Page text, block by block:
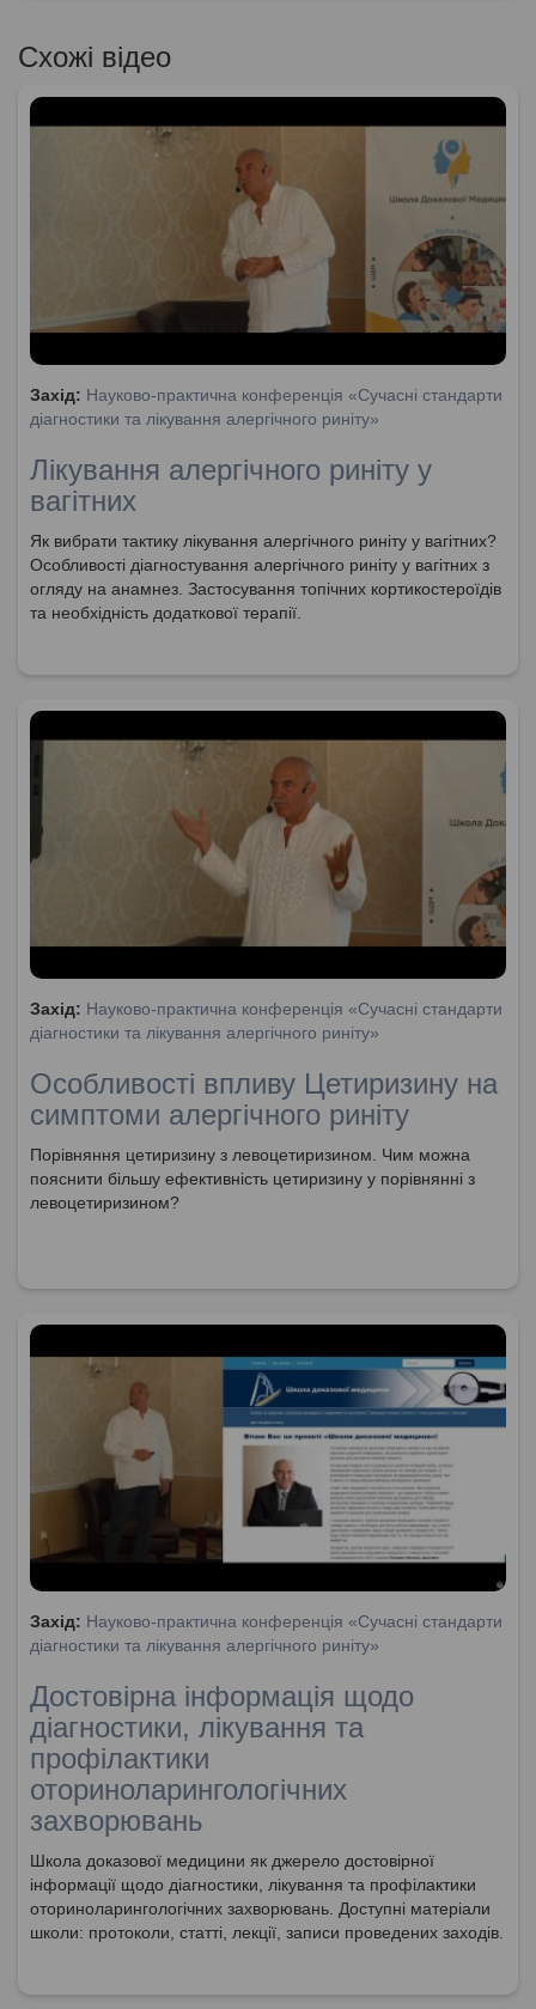
Схожі відео
Захід: Науково-практична конференція «Сучасні стандарти
діагностики та лікування алергічного риніту»
Лікування алергічного риніту у
вагітних
Як вибрати тактику лікування алергічного риніту у вагітних?
Особливості діагностування алергічного риніту у вагітних з
огляду на анамнез. Застосування топічних кортикостероїдів
та необхідність додаткової терапії.
Захід: Науково-практична конференція «Сучасні стандарти
діагностики та лікування алергічного риніту»
Особливості впливу Цетиризину на
симптоми алергічного риніту
Порівняння цетиризину з левоцетиризином. Чим можна
пояснити більшу ефективність цетиризину у порівнянні з
левоцетиризином?
Захід: Науково-практична конференція «Сучасні стандарти
діагностики та лікування алергічного риніту»
Достовірна інформація щодо
діагностики, лікування та
профілактики
оториноларингологічних
захворювань
Школа доказової медицини як джерело достовірної
інформації щодо діагностики, лікування та профілактики
оториноларингологічних захворювань. Доступні матеріали
школи: протоколи, статті, лекції, записи проведених заходів.